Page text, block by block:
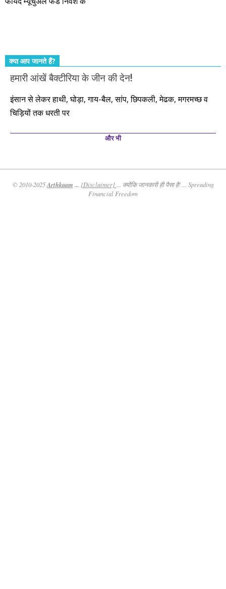
कर्महीन नर पावत नाहीं। आपके हिस्से का कुछ कर्म हम कर दे रहे हैं। बाकी
क्या आप जानते हैं?
हमारी आंखें बैक्टीरिया के जीन की देन!
इंसान से लेकर हाथी, घोड़ा, गाय-बैल, सांप, छिपकली, मेढक, मगरमच्छ व
चिड़ियों तक धरती पर
और भी
© 2010-2025Arthkaam ... {Disclaimer}
... क्योंकि जानकारी ही पैसा है! ... Spreading
Financial Freedom